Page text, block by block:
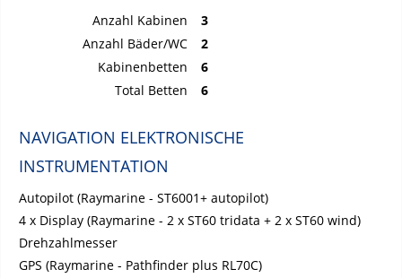
Anzahl Kabinen
3
Anzahl Bäder/WC
2
Kabinenbetten
6
Total Betten
6
NAVIGATION ELEKTRONISCHE
INSTRUMENTATION
Autopilot (Raymarine - ST6001+ autopilot)
4 x Display (Raymarine - 2 x ST60 tridata + 2 x ST60 wind)
Drehzahlmesser
GPS (Raymarine - Pathfinder plus RL70C)